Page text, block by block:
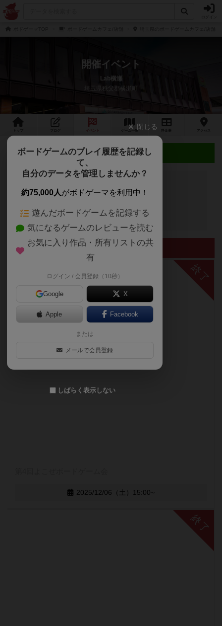
開催イベント
Lab横瀬
埼玉県秩父郡横瀬町
イベント ゲーム 一覧 料金 アクセス
近日開催予定のイベント
終了したイベント
終了
2025/12/06（土）15:00~
終了
閉じる
ボードゲームのプレイ履歴を記録し
て、
自分のデータを管理しませんか？
約75,000人がボドゲーマを利用中！
遊んだボードゲームを記録する
気になるゲームのレビューを読む
お気に入り作品・所有リストの共
有
ログイン / 会員登録（10秒）
Google X
Apple Facebook
または
メールで会員登録
しばらく表示しない